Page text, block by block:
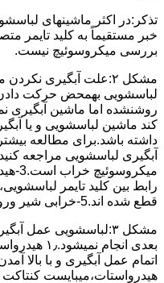
ﺗﺬﮐﺮ:در اﮐﺜﺮ ماشینهای
ﺧﺒﺮ مستقیماً ﺑﻪ ﮐﻠﯿﺪ ﺗﺎﯾﻤﺮ
بررسی ﻣﯿﮑﺮوﺳﻮﺋﯿﭻ نیست.
مشکل ۲:علت آبگیری
لباسشویی بهمحض ﺣﺮﮐﺖ
روشنشده اﻣﺎ ﻣﺎﺷﯿﻦ آﺑﮕﯿﺮی
کند ماشین لباسشویی و یا
داشته باشد.برای مطالعه
راﺑﻂ ﺑﯿﻦ ﮐﻠﯿﺪ ﺗﺎﯾﻤﺮ
ﻗﻄﻊ ﺷﺪه اند.5-خرابی شیر ورودی آب
مشکل ۳:لباسشویی ﻋﻤﻞ
ﺑﻌﺪی
اﺗﻤﺎم عمل آﺑﮕﯿﺮی و ﺑﺎ ﺑﺎﻻ